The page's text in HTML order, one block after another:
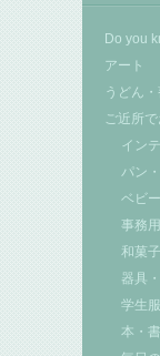
Do you
アート
うどん
ご近所
イン
パン
ベビ
事務
和菓子
器具
学生
本・